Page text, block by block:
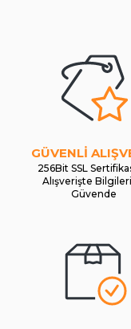
GÜVENLİ
256Bit SSL
Alışverişte
Güvende